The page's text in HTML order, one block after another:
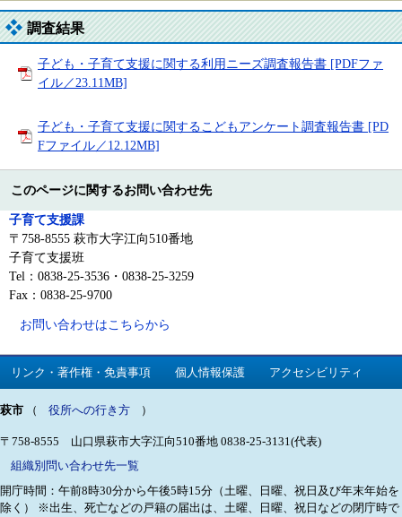
調査結果
子ども・子育て支援に関する利用ニーズ調査報告書 [PDFファ
イル／23.11MB]
子ども・子育て支援に関するこどもアンケート調査報告書 [PD
Fファイル／12.12MB]
このページに関するお問い合わせ先
子育て支援課
〒758-8555 萩市大字江向510番地
子育て支援班
Tel：0838-25-3536・0838-25-3259
Fax：0838-25-9700
お問い合わせはこちらから
リンク・著作権・免責事項 個人情報保護 アクセシビリティ
萩市 （ 役所への行き方 ）
〒758-8555 山口県萩市大字江向510番地 0838-25-3131(代表)
組織別問い合わせ先一覧
開庁時間：午前8時30分から午後5時15分（土曜、日曜、祝日及び年末年始を
除く）
※出生、死亡などの戸籍の届出は、土曜、日曜、祝日などの閉庁時で